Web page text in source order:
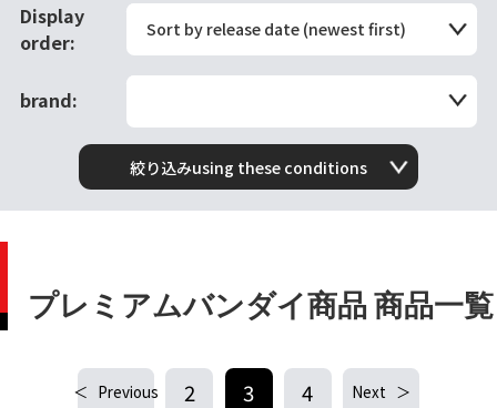
Display
order:
Sort by release date (newest first)
brand:
絞り込みusing these conditions
プレミアムバンダイ商品 商品一覧
Previous 2 3 4 Next